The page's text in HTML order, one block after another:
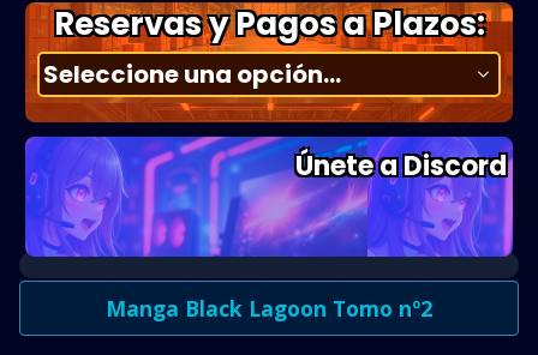
Reservas y Pagos a Plazos:
Únete a Discord
Manga Black Lagoon Tomo nº2